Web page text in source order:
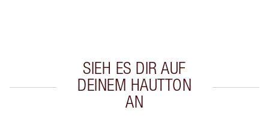
SIEH ES DIR AUF
DEINEM HAUTTON
AN